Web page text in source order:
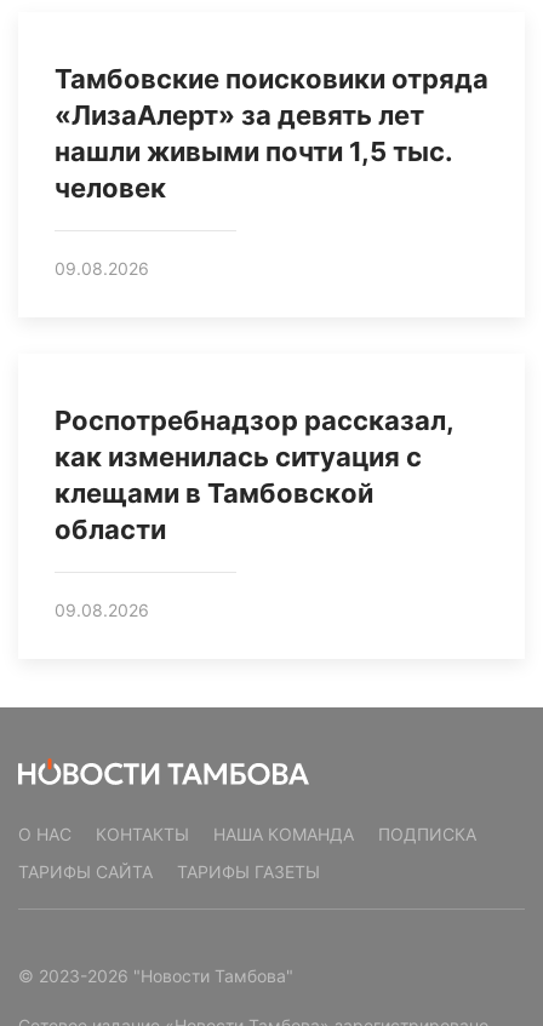
Тамбовские поисковики отряда
«ЛизаАлерт» за девять лет
нашли живыми почти 1,5 тыс.
человек
09.08.2026
Роспотребнадзор рассказал,
как изменилась ситуация с
клещами в Тамбовской
области
09.08.2026
О НАС КОНТАКТЫ НАША КОМАНДА
ПОДПИСКА
ТАРИФЫ САЙТА
ТАРИФЫ ГАЗЕТЫ
© 2023-2026 "Новости Тамбова"